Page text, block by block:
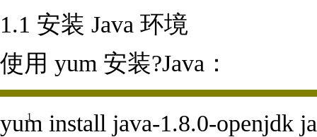
1.1 安装 Java 环境
使用 yum 安装?Java：
1
yum install java-1.8.0-openjdk